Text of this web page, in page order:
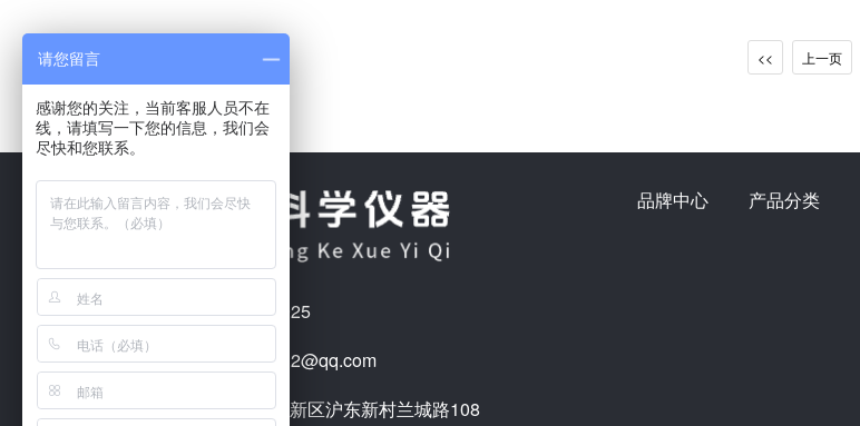
<< 上一页
电话：15021856925
邮箱：1510614032@qq.com
地址：上海市浦东新区沪东新村兰城路108
品牌中心 产品分类
请您留言
感谢您的关注，当前客服人员不在
线，请填写一下您的信息，我们会
尽快和您联系。